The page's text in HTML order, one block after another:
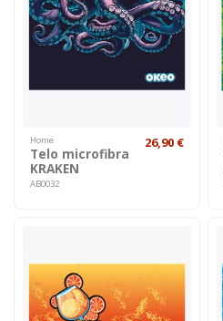
Home
Telo microfibra
KRAKEN
AB0032
26,90 €